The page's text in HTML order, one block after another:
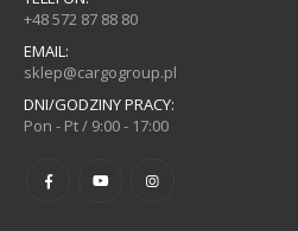
+48 572 87 88 80
EMAIL:
sklep@cargogroup.pl
DNI/GODZINY PRACY:
Pon - Pt / 9:00 - 17:00